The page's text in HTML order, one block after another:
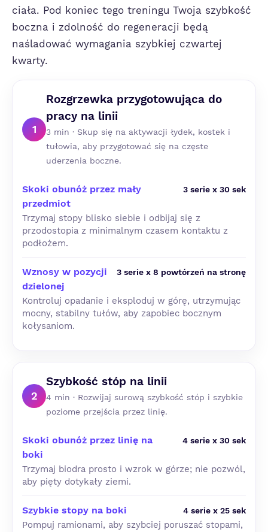
ciała. Pod koniec tego treningu Twoja szybkość
boczna i zdolność do regeneracji będą
naśladować wymagania szybkiej czwartej
kwarty.
1
Rozgrzewka przygotowująca do
pracy na linii
3 min · Skup się na aktywacji łydek, kostek i
tułowia, aby przygotować się na częste
uderzenia boczne.
Skoki obunóż przez mały
przedmiot
3 serie x 30 sek
Trzymaj stopy blisko siebie i odbijaj się z
przodostopia z minimalnym czasem kontaktu z
podłożem.
Wznosy w pozycji
dzielonej
3 serie x 8 powtórzeń na stronę
Kontroluj opadanie i eksploduj w górę, utrzymując
mocny, stabilny tułów, aby zapobiec bocznym
kołysaniom.
2
Szybkość stóp na linii
4 min · Rozwijaj surową szybkość stóp i szybkie
poziome przejścia przez linię.
Skoki obunóż przez linię na
boki
4 serie x 30 sek
Trzymaj biodra prosto i wzrok w górze; nie pozwól,
aby pięty dotykały ziemi.
Szybkie stopy na boki 4 serie x 25 sek
Pompuj ramionami, aby szybciej poruszać stopami,